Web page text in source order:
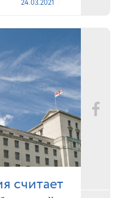
24.03.2021
считает